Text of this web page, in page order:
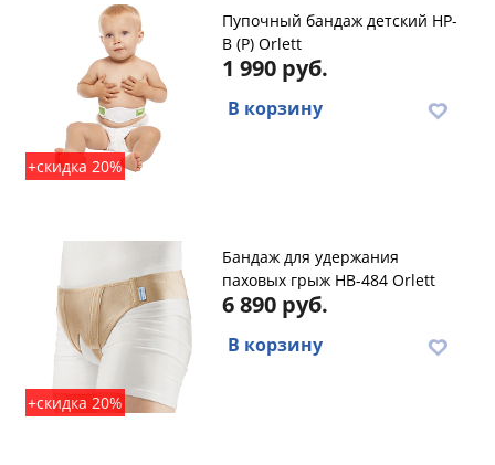
+скидка 20%
Пупочный бандаж детский HP-
B (P) Orlett
1 990 руб.
В корзину
+скидка 20%
Бандаж для удержания
паховых грыж HB-484 Orlett
6 890 руб.
В корзину